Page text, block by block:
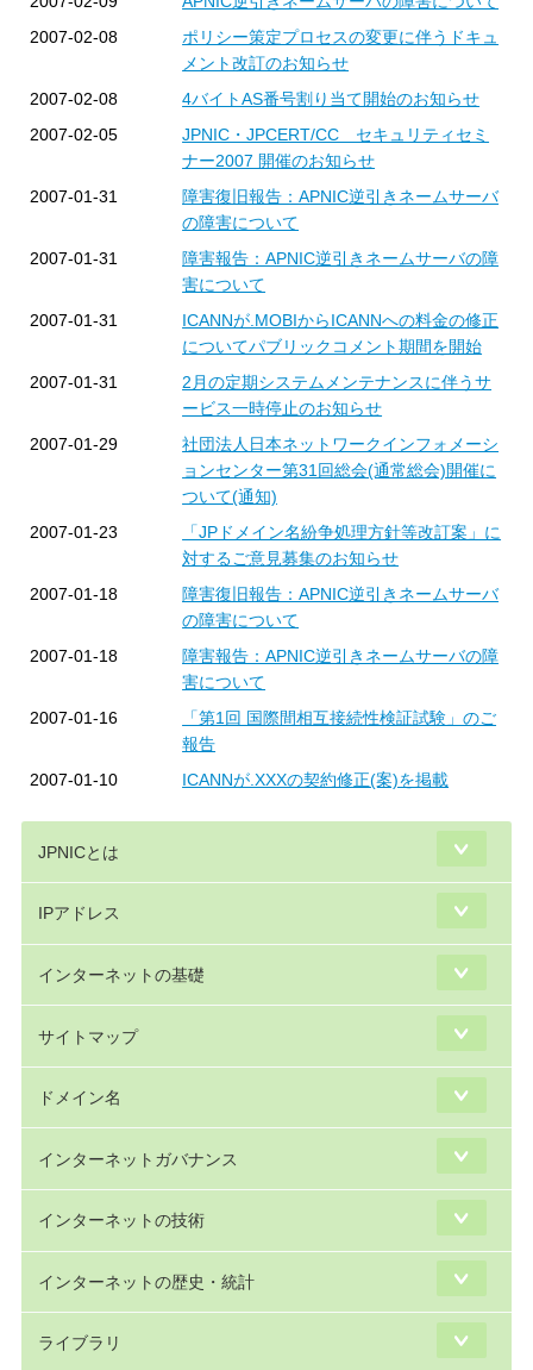
2007-02-08
ポリシー策定プロセスの変更に伴うドキュ
メント改訂のお知らせ
2007-02-08
4バイトAS番号割り当て開始のお知らせ
2007-02-05
JPNIC・JPCERT/CC セキュリティセミ
ナー2007 開催のお知らせ
2007-01-31
障害復旧報告：APNIC逆引きネームサーバ
の障害について
2007-01-31
障害報告：APNIC逆引きネームサーバの障
害について
2007-01-31
ICANNが.MOBIからICANNへの料金の修正
についてパブリックコメント期間を開始
2007-01-31
2月の定期システムメンテナンスに伴うサ
ービス一時停止のお知らせ
2007-01-29
社団法人日本ネットワークインフォメーシ
ョンセンター第31回総会(通常総会)開催に
ついて(通知)
2007-01-23
「JPドメイン名紛争処理方針等改訂案」に
対するご意見募集のお知らせ
2007-01-18
障害復旧報告：APNIC逆引きネームサーバ
の障害について
2007-01-18
障害報告：APNIC逆引きネームサーバの障
害について
2007-01-16
「第1回 国際間相互接続性検証試験」のご
報告
2007-01-10
ICANNが.XXXの契約修正(案)を掲載
JPNICとは
IPアドレス
インターネットの基礎
サイトマップ
ドメイン名
インターネットガバナンス
インターネットの技術
インターネットの歴史・統計
ライブラリ